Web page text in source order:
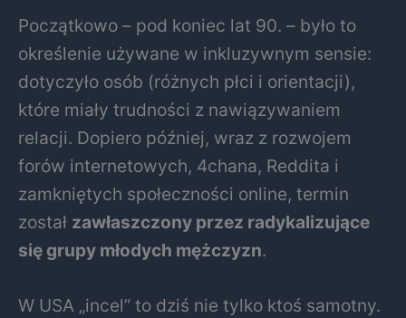
Początkowo – pod koniec lat 90. – było to
określenie używane w inkluzywnym sensie:
dotyczyło osób (różnych płci i orientacji),
które miały trudności z nawiązywaniem
relacji. Dopiero później, wraz z rozwojem
forów internetowych, 4chana, Reddita i
zamkniętych społeczności online, termin
został zawłaszczony przez radykalizujące
się grupy młodych mężczyzn.
W USA „incel” to dziś nie tylko ktoś samotny.